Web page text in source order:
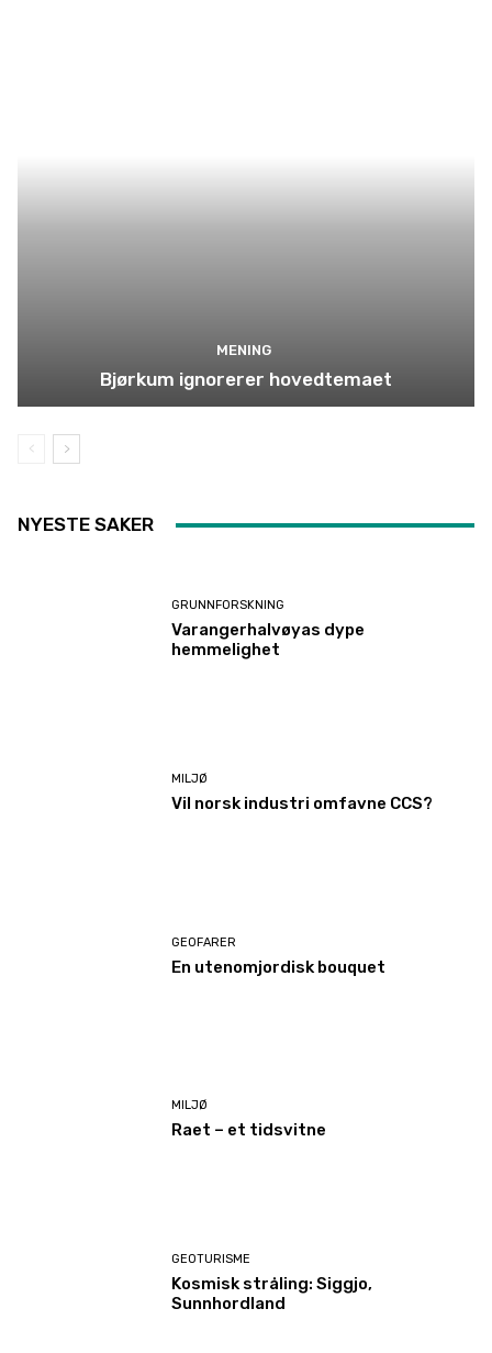
MENING
Bjørkum ignorerer hovedtemaet
NYESTE SAKER
GRUNNFORSKNING
Varangerhalvøyas dype
hemmelighet
MILJØ
Vil norsk industri omfavne CCS?
GEOFARER
En utenomjordisk bouquet
MILJØ
Raet – et tidsvitne
GEOTURISME
Kosmisk stråling: Siggjo,
Sunnhordland